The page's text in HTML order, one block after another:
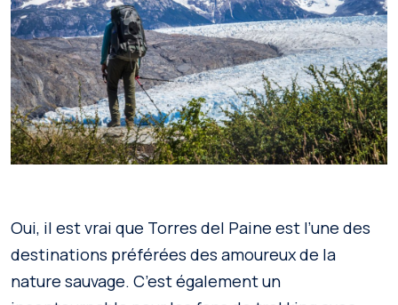
Oui, il est vrai que Torres del Paine est l’une des
destinations préférées des amoureux de la
nature sauvage. C’est également un